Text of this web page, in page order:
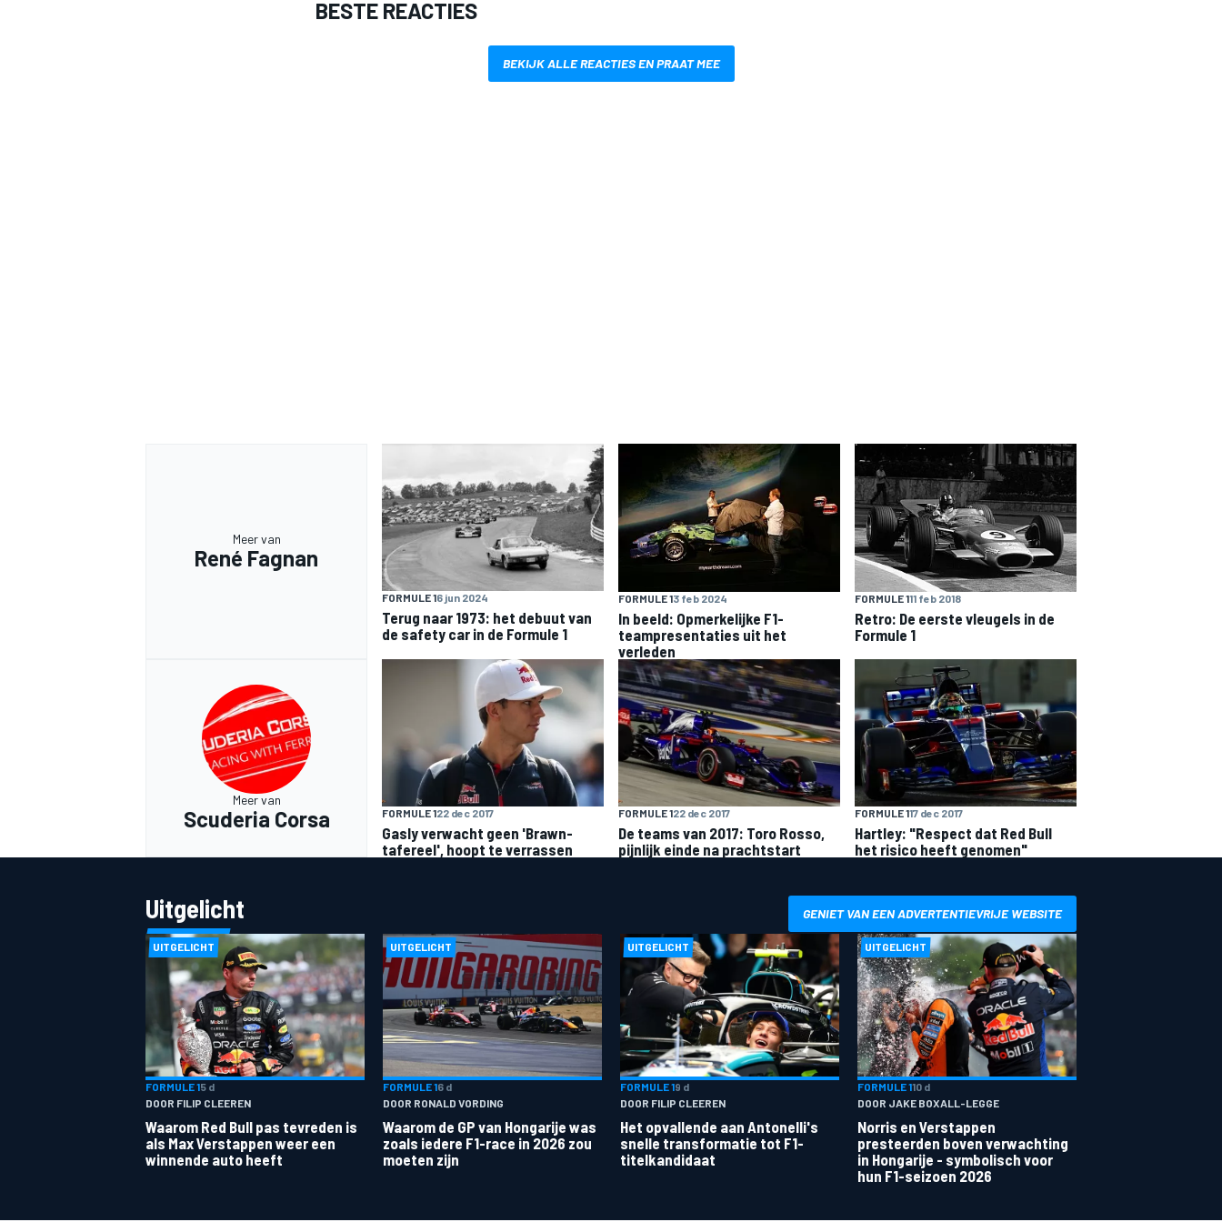
MEER RACEKLASSEN
BESTE REACTIES
BEKIJK ALLE REACTIES EN PRAAT MEE
Meer van
René Fagnan
FORMULE 16 jun 2024
Terug naar 1973: het debuut van
de safety car in de Formule 1
FORMULE 13 feb 2024
In beeld: Opmerkelijke F1-
teampresentaties uit het
verleden
FORMULE 111 feb 2018
Retro: De eerste vleugels in de
Formule 1
Meer van
Scuderia Corsa FORMULE 122 dec 2017
Gasly verwacht geen 'Brawn-
tafereel', hoopt te verrassen
FORMULE 122 dec 2017
De teams van 2017: Toro Rosso,
pijnlijk einde na prachtstart
FORMULE 117 dec 2017
Hartley: "Respect dat Red Bull
het risico heeft genomen"
Uitgelicht GENIET VAN EEN ADVERTENTIEVRIJE WEBSITE
UITGELICHT
FORMULE 15 d
DOOR FILIP CLEEREN
Waarom Red Bull pas tevreden is
als Max Verstappen weer een
winnende auto heeft
UITGELICHT
FORMULE 16 d
DOOR RONALD VORDING
Waarom de GP van Hongarije was
zoals iedere F1-race in 2026 zou
moeten zijn
UITGELICHT
FORMULE 19 d
DOOR FILIP CLEEREN
Het opvallende aan Antonelli's
snelle transformatie tot F1-
titelkandidaat
UITGELICHT
FORMULE 110 d
DOOR JAKE BOXALL-LEGGE
Norris en Verstappen
presteerden boven verwachting
in Hongarije - symbolisch voor
hun F1-seizoen 2026